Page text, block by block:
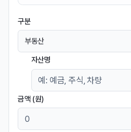
구분
부동산
자산명
금액 (원)